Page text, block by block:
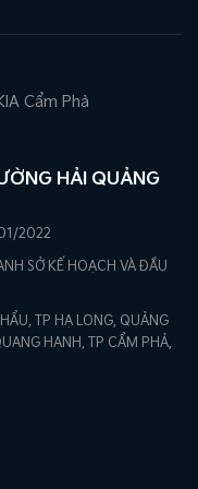
Cẩm Phả
HẢI QUẢNG
2022
SỞ KẾ HOẠCH VÀ ĐẦU
TP HẠ LONG, QUẢNG
HANH, TP CẨM PHẢ,